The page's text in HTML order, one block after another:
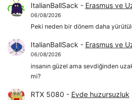
ItalianBallSack - Erasmus ve
06/08/2026
Peki neden bir dönem daha
ItalianBallSack - Erasmus ve
06/08/2026
insanın güzel ama sevdiğinden
mi?
RTX 5080 - Evde huzursuzluk